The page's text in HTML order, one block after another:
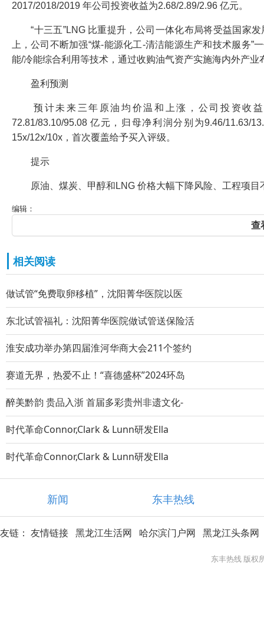
2017/2018/2019 年公司投资收益为2.68/2.89/2.96 亿元。
“十三五”LNG 比重提升，公司一体化布局将受益国家发
上，公司不断加强“煤-能源化工-清洁能源生产和技术服务
能/冷能综合利用等技术，通过收购油气资产实施海内外产业
盈利预测
预计未来三年原油均价温和上涨，公司投资收益
72.81/83.10/95.08 亿元，归母净利润分别为9.46/11.63/
15x/12x/10x，首次覆盖给予买入评级。
提示
原油、煤炭、甲醇和LNG 价格大幅下降风险、工程项目
编辑：
查
相关阅读
做试管“免费取卵移植”，沈阳菁华医院以医
东北试管福礼：沈阳菁华医院做试管送保险活
淮安成功举办第四届淮河华商大会211个签约
赛道无界，热爱不止！“喜德盛杯”2024环岛
醉美黔韵 贵品入浙 首届多彩贵州非遗文化-
时代革命Connor,Clark & Lunn研发Ella
时代革命Connor,Clark & Lunn研发Ella
新闻 东丰热线
友链： 友情链接 黑龙江生活网 哈尔滨门户网 黑龙江头条网
东丰热线 版权